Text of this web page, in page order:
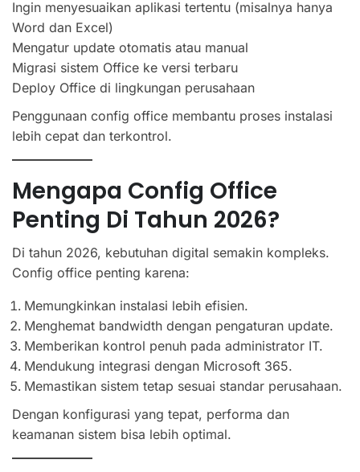
Ingin menyesuaikan aplikasi tertentu (misalnya hanya
Word dan Excel)
Mengatur update otomatis atau manual
Migrasi sistem Office ke versi terbaru
Deploy Office di lingkungan perusahaan
Penggunaan config office membantu proses instalasi
lebih cepat dan terkontrol.
Mengapa Config Office
Penting Di Tahun 2026?
Di tahun 2026, kebutuhan digital semakin kompleks.
Config office penting karena:
Memungkinkan instalasi lebih efisien.
Menghemat bandwidth dengan pengaturan update.
Memberikan kontrol penuh pada administrator IT.
Mendukung integrasi dengan Microsoft 365.
Memastikan sistem tetap sesuai standar perusahaan.
Dengan konfigurasi yang tepat, performa dan
keamanan sistem bisa lebih optimal.